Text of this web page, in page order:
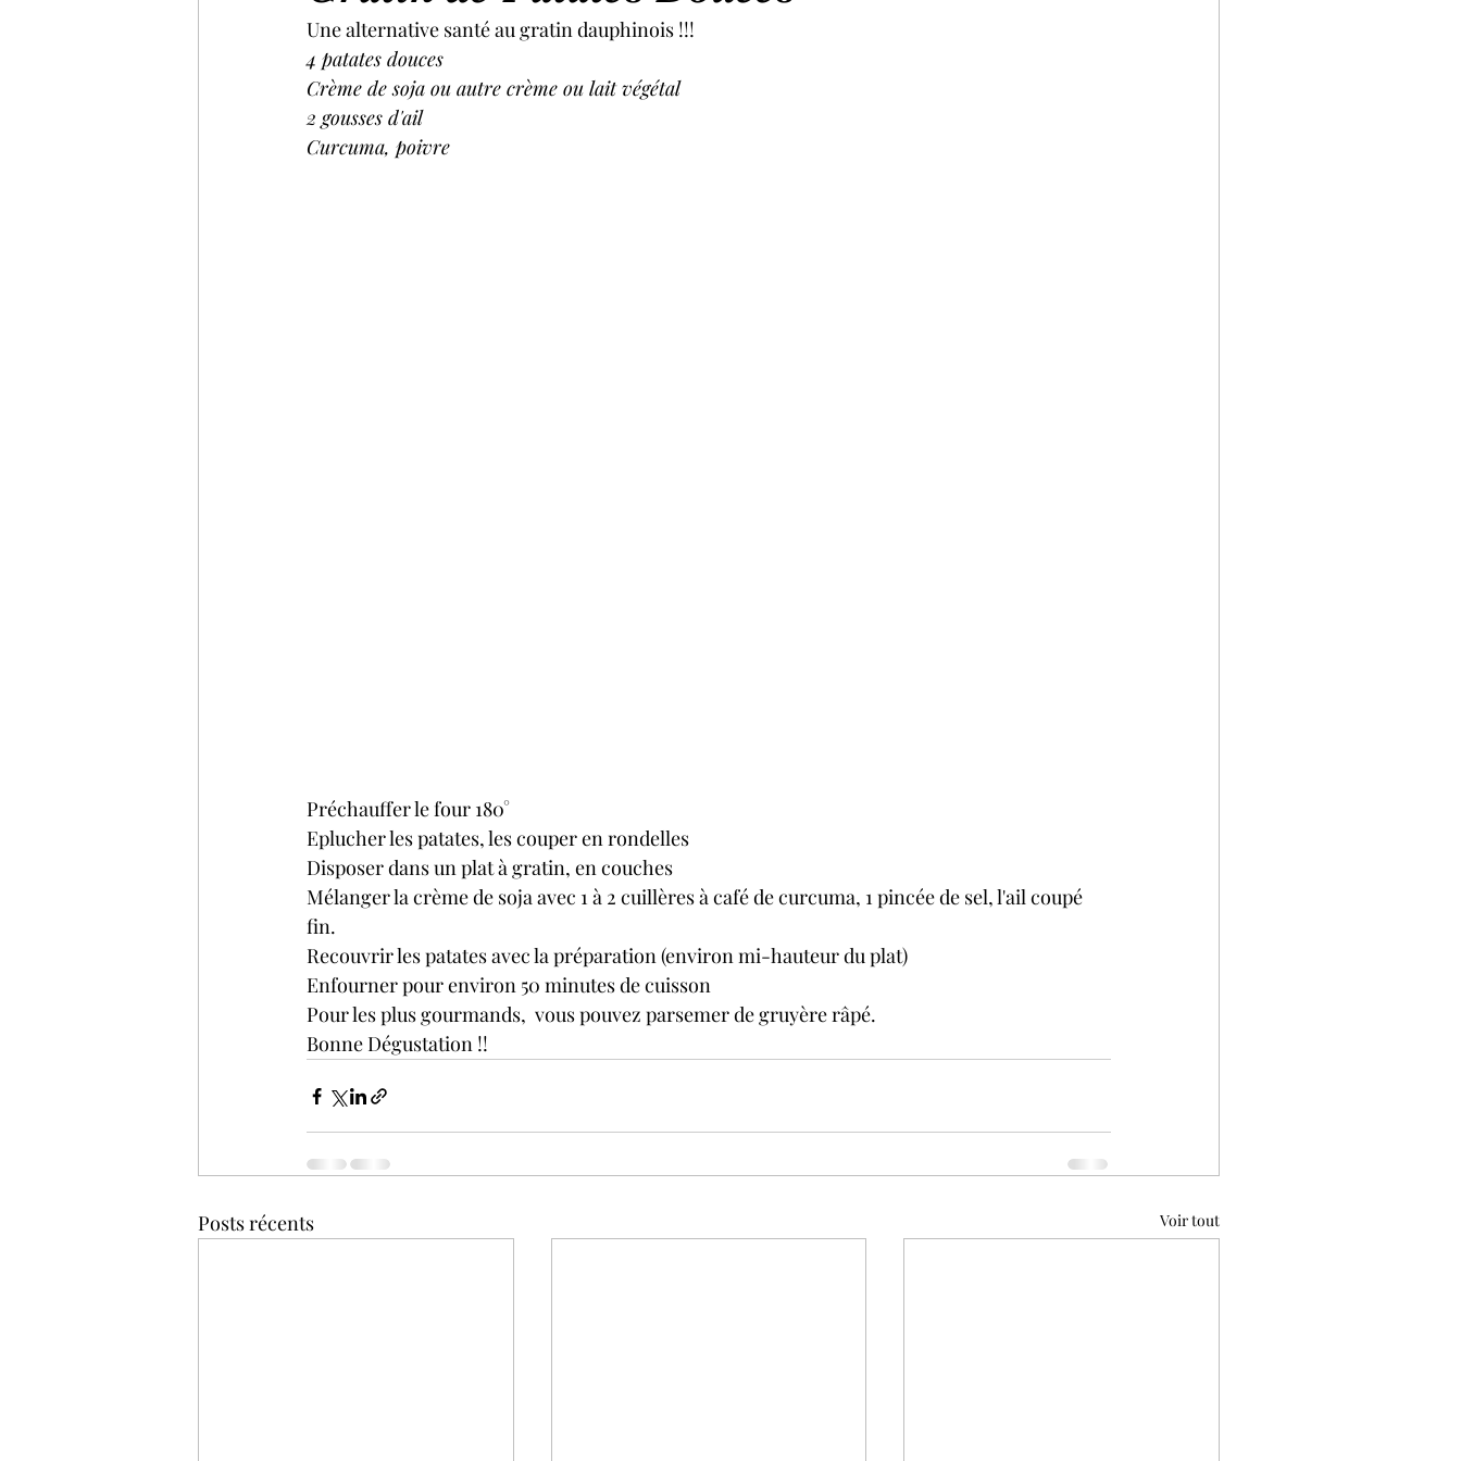
Une alternative santé au gratin dauphinois !!!
4 patates douces
Crème de soja ou autre crème ou lait végétal
2 gousses d'ail
Curcuma, poivre
Préchauffer le four 180°
Eplucher les patates, les couper en rondelles
Disposer dans un plat à gratin, en couches
Mélanger la crème de soja avec 1 à 2 cuillères à café de curcuma, 1 pincée de sel, l'ail coupé
fin.
Recouvrir les patates avec la préparation (environ mi-hauteur du plat)
Enfourner pour environ 50 minutes de cuisson
Pour les plus gourmands,  vous pouvez parsemer de gruyère râpé.
Bonne Dégustation !!
Posts récents Voir tout